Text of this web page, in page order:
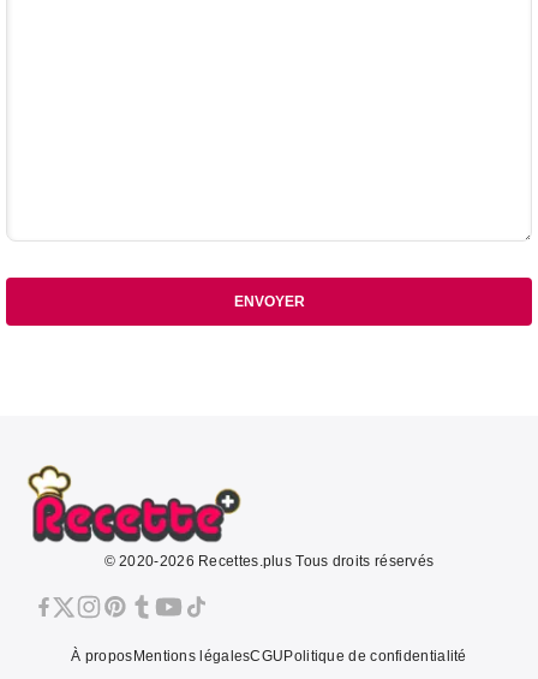
ENVOYER
© 2020-2026 Recettes.plus Tous droits réservés
À propos Mentions légalesCGU Politique de confidentialité